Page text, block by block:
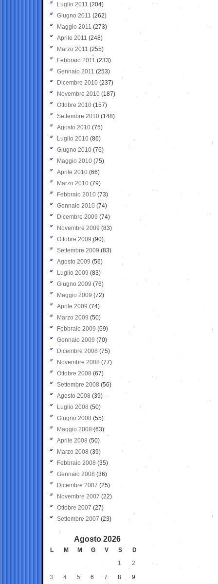
Luglio 2011 (204)
Giugno 2011 (262)
Maggio 2011 (273)
Aprile 2011 (248)
Marzo 2011 (255)
Febbraio 2011 (233)
Gennaio 2011 (253)
Dicembre 2010 (237)
Novembre 2010 (187)
Ottobre 2010 (157)
Settembre 2010 (148)
Agosto 2010 (75)
Luglio 2010 (86)
Giugno 2010 (76)
Maggio 2010 (75)
Aprile 2010 (66)
Marzo 2010 (79)
Febbraio 2010 (73)
Gennaio 2010 (74)
Dicembre 2009 (74)
Novembre 2009 (83)
Ottobre 2009 (90)
Settembre 2009 (83)
Agosto 2009 (56)
Luglio 2009 (83)
Giugno 2009 (76)
Maggio 2009 (72)
Aprile 2009 (74)
Marzo 2009 (50)
Febbraio 2009 (69)
Gennaio 2009 (70)
Dicembre 2008 (75)
Novembre 2008 (77)
Ottobre 2008 (67)
Settembre 2008 (56)
Agosto 2008 (39)
Luglio 2008 (50)
Giugno 2008 (55)
Maggio 2008(63)
Aprile 2008 (50)
Marzo 2008 (39)
Febbraio 2008 (35)
Gennaio 2008 (36)
Dicembre 2007 (25)
Novembre 2007 (22)
Ottobre 2007 (27)
Settembre 2007 (23)
Agosto 2026
L M M G V S
D
1
2
3 4 5 6 7 8 9